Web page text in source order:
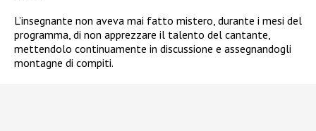
L’insegnante non aveva mai fatto mistero, durante i mesi del
programma, di non apprezzare il talento del cantante,
mettendolo continuamente in discussione e assegnandogli
montagne di compiti.